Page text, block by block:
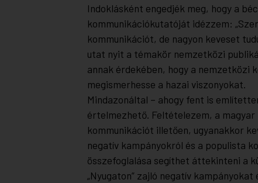
Indoklásként engedjék meg, hogy a
kommunikációkutatóját idézzem:
kommunikációt, de nagyon keveset
utat nyit a témakör nemzetközi
annak érdekében, hogy a nemzetközi
megismerhesse a hazai viszonyokat.
Mindazonáltal – ahogy fent is
értelmezhető. Feltételezem, a
kommunikációt illetően, ugyanakkor
negatív kampányokról és a populista
összefoglalása segíthet áttekinteni a
„Nyugaton” zajló negatív